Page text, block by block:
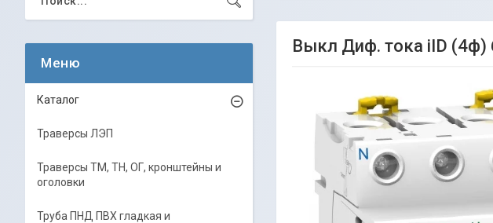
Выкл Диф. тока iID (4ф)
Каталог
Траверсы ЛЭП
Траверсы ТМ, ТН, ОГ, кронштейны и
оголовки
Труба ПНД ПВХ гладкая и